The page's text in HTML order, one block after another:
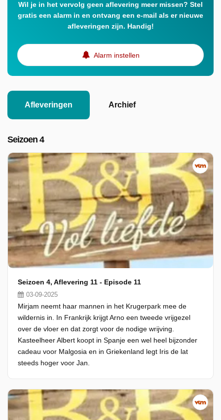
Wil je in het vervolg geen aflevering meer missen? Stel
gratis een alarm in en ontvang een e-mail als er nieuwe
afleveringen zijn. Handig!
Alarm instellen
Afleveringen Archief
Seizoen 4
Seizoen 4, Aflevering 11 - Episode 11
03-09-2025
Mirjam neemt haar mannen in het Krugerpark mee de
wildernis in. In Frankrijk krijgt Arno een tweede vrijgezel
over de vloer en dat zorgt voor de nodige wrijving.
Kasteelheer Albert koopt in Spanje een wel heel bijzonder
cadeau voor Malgosia en in Griekenland legt Iris de lat
steeds hoger voor Jan.